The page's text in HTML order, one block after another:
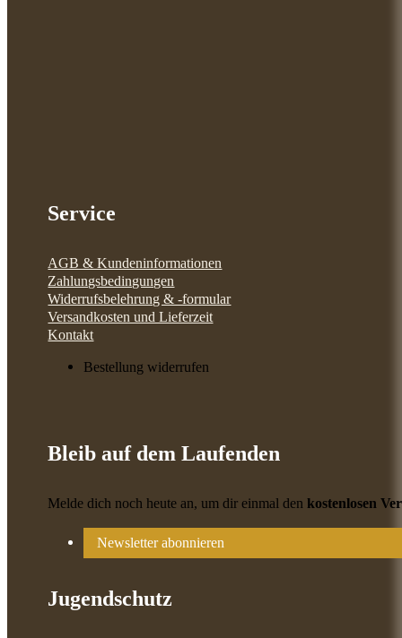
Service
AGB & Kundeninformationen
Zahlungsbedingungen
Widerrufsbelehrung & -formular
Versandkosten und Lieferzeit
Kontakt
Bestellung widerrufen
Bleib auf dem Laufenden
Melde dich noch heute an, um dir einmal denkostenlosen
Newsletter abonnieren
Jugendschutz